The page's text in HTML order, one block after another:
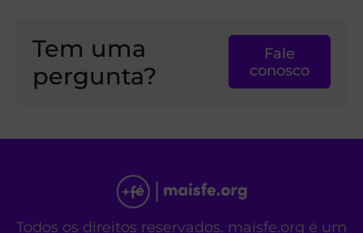
Tem uma
pergunta?
Fale
conosco
Todos os direitos reservados. maisfe.org é um